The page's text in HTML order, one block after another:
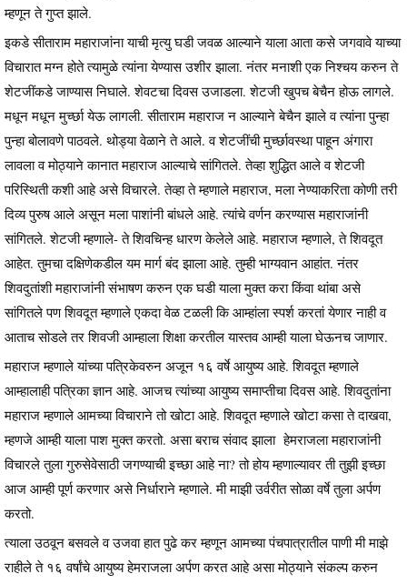
म्हणून ते गुप्त झाले.
इकडे सीताराम महाराजांना याची मृत्यु घडी जवळ आल्याने याला आता कसे जगवावे याच्या
विचारात मग्न होते त्यामुळे त्यांना येण्यास उशीर झाला. नंतर मनाशी एक निश्चय करुन ते
शेटजींकडे जाण्यास निघाले. शेवटचा दिवस उजाडला. शेटजी खुपच बेचैन होऊ लागले.
मधून मधून मुर्च्छा येऊ लागली. सीताराम महाराज न आल्याने बेचैन झाले व त्यांना पुन्हा
पुन्हा बोलावणे पाठवले. थोड्या वेळाने ते आले. व शेटजींची मुर्च्छावस्था पाहून अंगारा
लावला व मोठ्याने कानात महाराज आल्याचे सांगितले. तेव्हा शुद्धित आले व शेटजी
परिस्थिती कशी आहे असे विचारले. तेव्हा ते म्हणाले महाराज, मला नेण्याकरिता कोणी तरी
दिव्य पुरुष आले असून मला पाशांनी बांधले आहे. त्यांचे वर्णन करण्यास महाराजांनी
सांगितले. शेटजी म्हणाले- ते शिवचिन्ह धारण केलेले आहे. महाराज म्हणाले, ते शिवदूत
आहेत. तुमचा दक्षिणेकडील यम मार्ग बंद झाला आहे. तुम्ही भाग्यवान आहांत. नंतर
शिवदुतांशी महाराजांनी संभाषण करुन एक घडी याला मुक्त करा किंवा थांबा असे
सांगितले पण शिवदूत म्हणाले एकदा वेळ टळली कि आम्हांला स्पर्श करतां येणार नाही व
आताच सोडले तर शिवजी आम्हाला शिक्षा करतील यास्तव आम्ही याला घेऊनच जाणार.
महाराज म्हणाले यांच्या पत्रिकेवरुन अजून १६ वर्षे आयुष्य आहे. शिवदूत म्हणाले
आम्हालाही पत्रिका ज्ञान आहे. आजच त्यांच्या आयुष्य समाप्तीचा दिवस आहे. शिवदुतांना
महाराज म्हणाले आमच्या विचाराने तो खोटा आहे. शिवदूत म्हणाले खोटा कसा ते दाखवा,
म्हणजे आम्ही याला पाश मुक्त करतो. असा बराच संवाद झाला हेमराजला महाराजांनी
विचारले तुला गुरुसेवेसाठी जगण्याची इच्छा आहे ना? तो होय म्हणाल्यावर ती तुझी इच्छा
आज आम्ही पूर्ण करणार असे निर्धाराने म्हणाले. मी माझी उर्वरीत सोळा वर्षे तुला अर्पण
करतो.
त्याला उठवून बसवले व उजवा हात पुढे कर म्हणून आमच्या पंचपात्रातील पाणी मी माझे
राहीले ते १६ वर्षांचे आयुष्य हेमराजला अर्पण करत आहे असा मोठ्याने संकल्प करुन